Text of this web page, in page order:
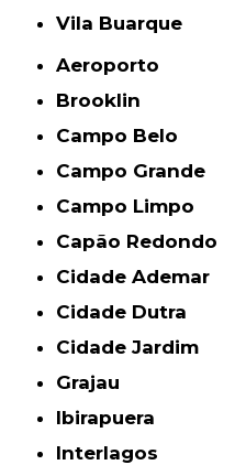
Vila Buarque
Aeroporto
Brooklin
Campo Belo
Campo Grande
Campo Limpo
Capão Redondo
Cidade Ademar
Cidade Dutra
Cidade Jardim
Grajau
Ibirapuera
Interlagos